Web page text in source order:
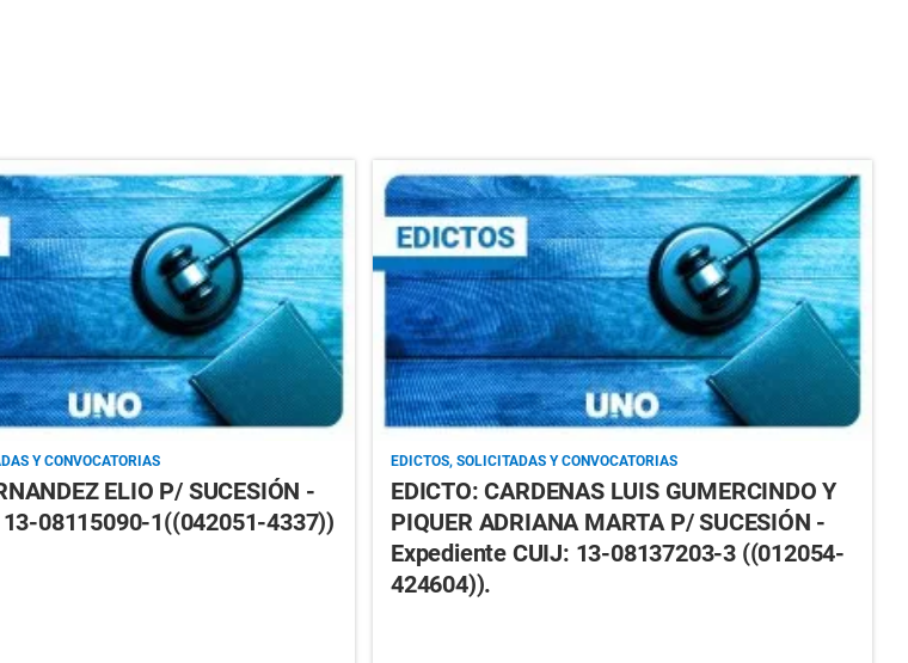
Y CONVOCATORIAS
ELIO P/ SUCESIÓN -
08115090-1((042051-4337))
EDICTOS, SOLICITADAS Y CONVOCATORIAS
EDICTO: CARDENAS LUIS GUMERCINDO Y
PIQUER ADRIANA MARTA P/ SUCESIÓN -
Expediente CUIJ: 13-08137203-3 ((012054-
424604)).